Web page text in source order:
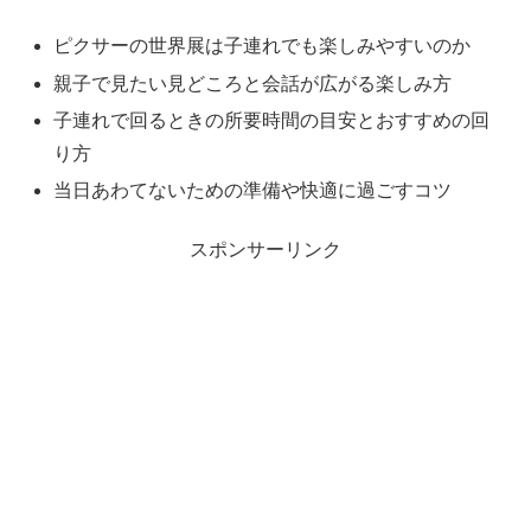
ピクサーの世界展は子連れでも楽しみやすいのか
親子で見たい見どころと会話が広がる楽しみ方
子連れで回るときの所要時間の目安とおすすめの回
り方
当日あわてないための準備や快適に過ごすコツ
スポンサーリンク